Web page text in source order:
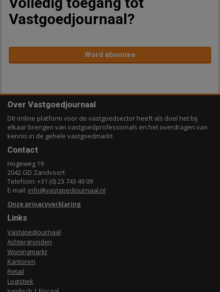
Vastgoedjournaal?
Word abonnee
Over Vastgoedjournaal
Dit online platform voor de vastgoedsector heeft als doel het bij
elkaar brengen van vastgoedprofessionals en het overdragen van
kennis in de gehele vastgoedmarkt.
Contact
Hogeweg 19
2042 GD Zandvoort
Telefoon: +31 (0) 23 743 49 09
E-mail: info@vastgoedjournaal.nl
Onze privacyverklaring
Links
Vastgoedjournaal
Achtergronden
Woningmarkt
Kantoren
Retail
Logistiek